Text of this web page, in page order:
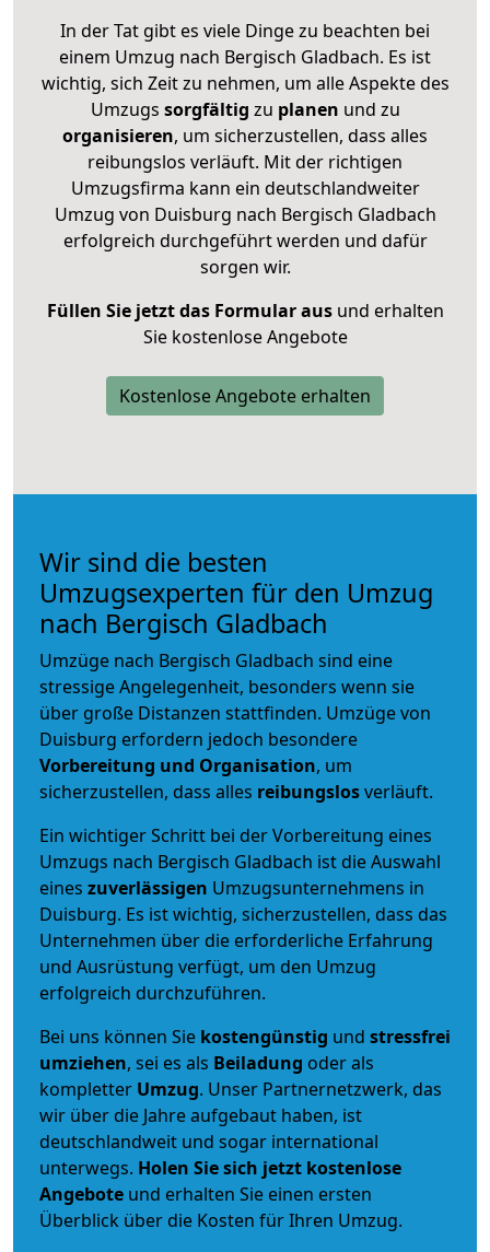
In der Tat gibt es viele Dinge zu beachten bei
einem Umzug nach Bergisch Gladbach. Es ist
wichtig, sich Zeit zu nehmen, um alle Aspekte des
Umzugs sorgfältig zu planen und zu
organisieren, um sicherzustellen, dass alles
reibungslos verläuft. Mit der richtigen
Umzugsfirma kann ein deutschlandweiter
Umzug von Duisburg nach Bergisch Gladbach
erfolgreich durchgeführt werden und dafür
sorgen wir.
Füllen Sie jetzt das Formular ausund erhalten
Sie kostenlose Angebote
Kostenlose Angebote erhalten
Wir sind die besten
Umzugsexperten für den Umzug
nach Bergisch Gladbach
Umzüge nach Bergisch Gladbach sind eine
stressige Angelegenheit, besonders wenn sie
über große Distanzen stattfinden. Umzüge von
Duisburg erfordern jedoch besondere
Vorbereitung und Organisation, um
sicherzustellen, dass alles reibungslosverläuft.
Ein wichtiger Schritt bei der Vorbereitung eines
Umzugs nach Bergisch Gladbach ist die Auswahl
eines zuverlässigen Umzugsunternehmens in
Duisburg. Es ist wichtig, sicherzustellen, dass das
Unternehmen über die erforderliche Erfahrung
und Ausrüstung verfügt, um den Umzug
erfolgreich durchzuführen.
Bei uns können Sie kostengünstig und stressfrei
umziehen, sei es als Beiladung oder als
kompletter Umzug. Unser Partnernetzwerk, das
wir über die Jahre aufgebaut haben, ist
deutschlandweit und sogar international
unterwegs. Holen Sie sich jetzt kostenlose
Angebote und erhalten Sie einen ersten
Überblick über die Kosten für Ihren Umzug.